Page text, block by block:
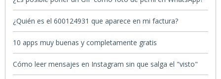
¿Quién es el 600124931 que aparece en mi factura?
10 apps muy buenas y completamente gratis
Cómo leer mensajes en Instagram sin que salga el "visto"